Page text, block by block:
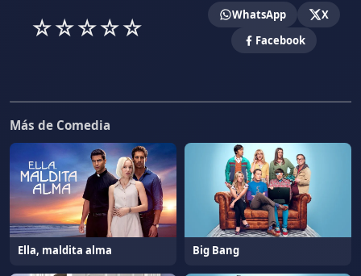
☆☆☆☆☆ WhatsApp
X
Facebook
Más de Comedia
Ella, maldita alma Big Bang